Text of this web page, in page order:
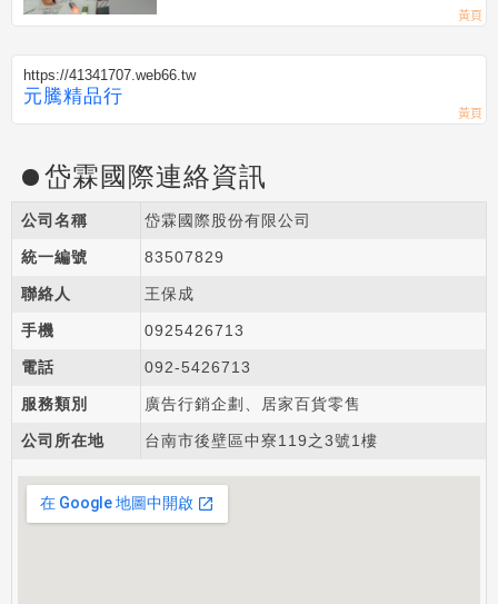
https://41341707.web66.tw
元騰精品行
岱霖國際連絡資訊
公司名稱 岱霖國際股份有限公司
統一編號 83507829
聯絡人 王保成
手機 0925426713
電話 092-5426713
服務類別 廣告行銷企劃、居家百貨零售
公司所在地 台南市後壁區中寮119之3號1樓